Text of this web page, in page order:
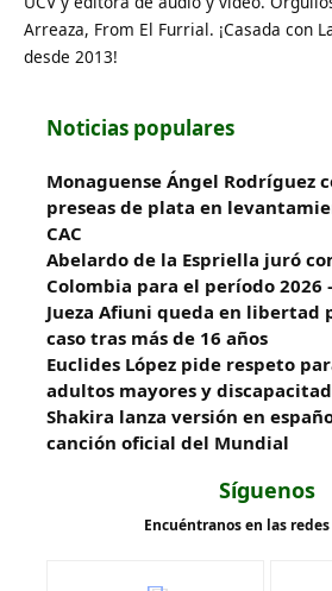
Arreaza, From El Furrial. ¡Casada con
desde 2013!
Noticias populares
Monaguense Ángel Rodríguez
preseas de plata en
CAC
Abelardo de la Espriella juró
Colombia para el período 2026
Jueza Afiuni queda en libertad
caso tras más de 16 años
Euclides López pide respeto
adultos mayores y
Shakira lanza versión en
canción oficial del Mundial
Síguenos
Encuéntranos en las